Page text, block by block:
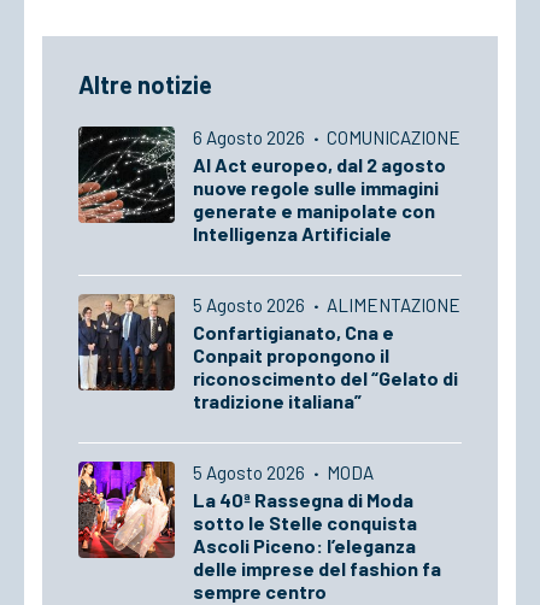
Altre notizie
6 Agosto 2026 · COMUNICAZIONE
AI Act europeo, dal 2 agosto
nuove regole sulle immagini
generate e manipolate con
Intelligenza Artificiale
5 Agosto 2026 · ALIMENTAZIONE
Confartigianato, Cna e
Conpait propongono il
riconoscimento del “Gelato di
tradizione italiana”
5 Agosto 2026 · MODA
La 40ª Rassegna di Moda
sotto le Stelle conquista
Ascoli Piceno: l’eleganza
delle imprese del fashion fa
sempre centro